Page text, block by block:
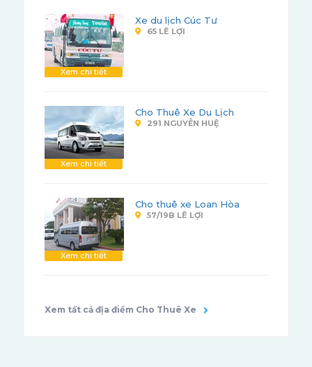
Xem chi tiết
Xe du lịch Cúc Tư
65 LÊ LỢI
Xem chi tiết
Cho Thuê Xe Du Lịch
291 NGUYỄN HUỆ
Xem chi tiết
Cho thuê xe Loan Hòa
57/19B LÊ LỢI
Xem tất cả địa điểm Cho Thuê Xe